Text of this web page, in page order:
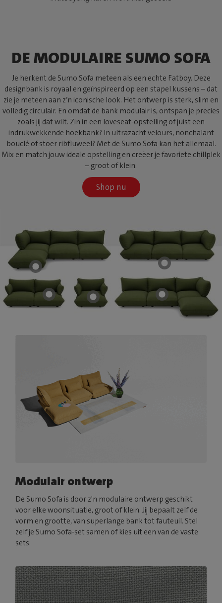
DE MODULAIRE SUMO SOFA
Je herkent de Sumo Sofa meteen als een echte Fatboy. Deze
designbank is royaal en geïnspireerd op een stapel kussens – dat
zie je meteen aan z’n iconische look. Het ontwerp is sterk, slim en
volledig circulair. En omdat de bank modulair is, ontspan je precies
zoals jij dat wilt. Zin in een loveseat-opstelling of juist een
indrukwekkende hoekbank? In ultrazacht velours, nonchalant
bouclé of stoer ribfluweel? Met de Sumo Sofa kan het allemaal.
Mix en match jouw ideale opstelling en creëer je favoriete chillplek
– groot of klein.
Shop nu
Modulair ontwerp
De Sumo Sofa is door z'n modulaire ontwerp geschikt
voor elke woonsituatie, groot of klein. Jij bepaalt zelf de
vorm en grootte, van superlange bank tot fauteuil. Stel
zelf je Sumo Sofa-set samen of kies uit een van de vaste
sets.